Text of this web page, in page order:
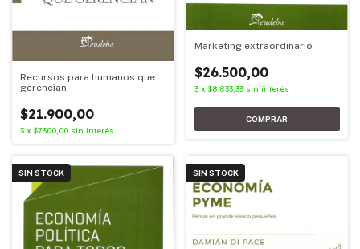
Recursos para humanos que
gerencian
$21.900,00
3 x $7.300,00 sin interés
Marketing extraordinario
$26.500,00
3 x $8.833,33 sin interés
SIN STOCK SIN STOCK